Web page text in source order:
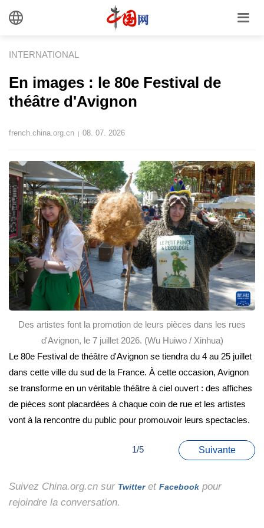
INTERNATIONAL
En images : le 80e Festival de
théâtre d'Avignon
french.china.org.cn | 08. 07. 2026
Des artistes font la promotion de leurs pièces dans les rues
d'Avignon, le 7 juillet 2026. (Wu Huiwo / Xinhua)
Le 80e Festival de théâtre d'Avignon se tiendra du 4 au 25 juillet
dans cette ville du sud de la France. À cette occasion, Avignon
se transforme en un véritable théâtre à ciel ouvert : des affiches
de pièces sont placardées à chaque coin de rue et les artistes
vont à la rencontre du public pour promouvoir leurs spectacles.
1/5 Suivante
Suivez China.org.cn sur Twitteret Facebook pour
rejoindre la conversation.